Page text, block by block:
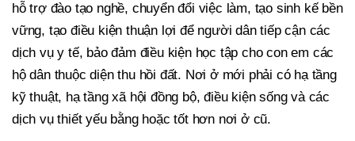
hỗ trợ đào tạo nghề, chuyển đổi việc làm, tạo sinh kế bền
vững, tạo điều kiện thuận lợi để người dân tiếp cận các
dịch vụ y tế, bảo đảm điều kiện học tập cho con em các
hộ dân thuộc diện thu hồi đất. Nơi ở mới phải có hạ tầng
kỹ thuật, hạ tầng xã hội đồng bộ, điều kiện sống và các
dịch vụ thiết yếu bằng hoặc tốt hơn nơi ở cũ.